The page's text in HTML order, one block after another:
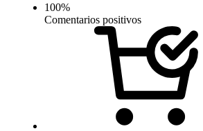
100%
Comentarios positivos